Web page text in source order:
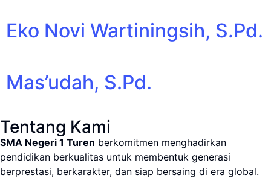
Eko Novi Wartiningsih, S.Pd.
Mas’udah, S.Pd.
Tentang Kami
SMA Negeri 1 Turen berkomitmen menghadirkan
pendidikan berkualitas untuk membentuk generasi
berprestasi, berkarakter, dan siap bersaing di era global.